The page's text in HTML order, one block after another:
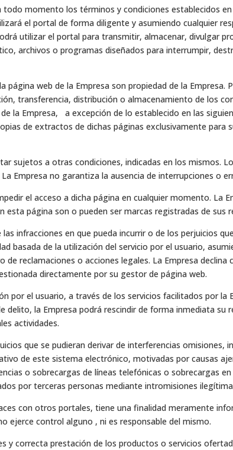
todo momento los términos y condiciones establecidos
el portal de forma diligente y asumiendo cualquier
utilizar el portal para transmitir, almacenar, divulgar
archivos o programas diseñados para interrumpir,
página web de la Empresa son propiedad de la
transferencia, distribución o almacenamiento de los
la Empresa, a excepción de lo establecido en las
de extractos de dichas páginas exclusivamente para
sujetos a otras condiciones, indicadas en los mismos.
Empresa no garantiza la ausencia de interrupciones o
el acceso a dicha página en cualquier momento. La
página son o pueden ser marcas registradas de sus
infracciones en que pueda incurrir o de los perjuicios
basada de la utilización del servicio por el usuario,
reclamaciones o acciones legales. La Empresa declina
directamente por su gestor de página web.
por el usuario, a través de los servicios facilitados por la
la Empresa podrá rescindir de forma inmediata su
actividades.
que se pudieran derivar de interferencias omisiones,
de este sistema electrónico, motivadas por causas
o sobrecargas de líneas telefónicas o sobrecargas
por terceras personas mediante intromisiones
con otros portales, tiene una finalidad meramente
ejerce control alguno , ni es responsable del mismo.
y correcta prestación de los productos o servicios